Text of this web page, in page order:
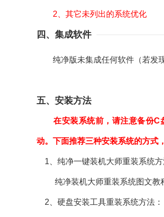
2、其它未列出的系统优化
四、集成软件
纯净版未集成任何软件（若发现
五、安装方法
在安装系统前，请注意备份C
动。下面推荐三种安装系统的方式
1、纯净一键装机大师重装系统方
纯净装机大师重装系统图文教
2、硬盘安装工具重装系统方法：